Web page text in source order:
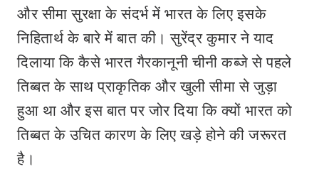
और सीमा सुरक्षा के संदर्भ में भारत के लिए इसके
निहितार्थ के बारे में बात की। सुरेंद्र कुमार ने याद
दिलाया कि कैसे भारत गैरकानूनी चीनी कब्जे से पहले
तिब्बत के साथ प्राकृतिक और खुली सीमा से जुड़ा
हुआ था और इस बात पर जोर दिया कि क्‍यों भारत को
तिब्बत के उचित कारण के लिए खड़े होने की जरूरत
है।